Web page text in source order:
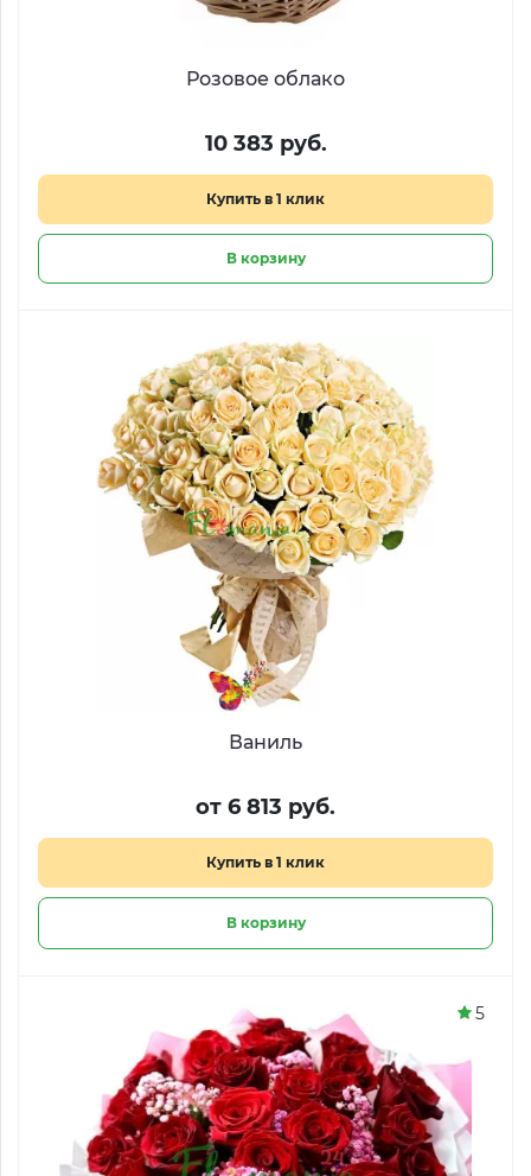
Розовое облако
10 383 руб.
Купить в 1 клик
В корзину
Ваниль
от 6 813 руб.
Купить в 1 клик
В корзину
5